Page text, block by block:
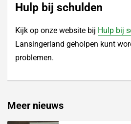
Hulp bij schulden
Kijk op onze website bij Hulp bij
Lansingerland geholpen kunt
problemen.
Meer nieuws